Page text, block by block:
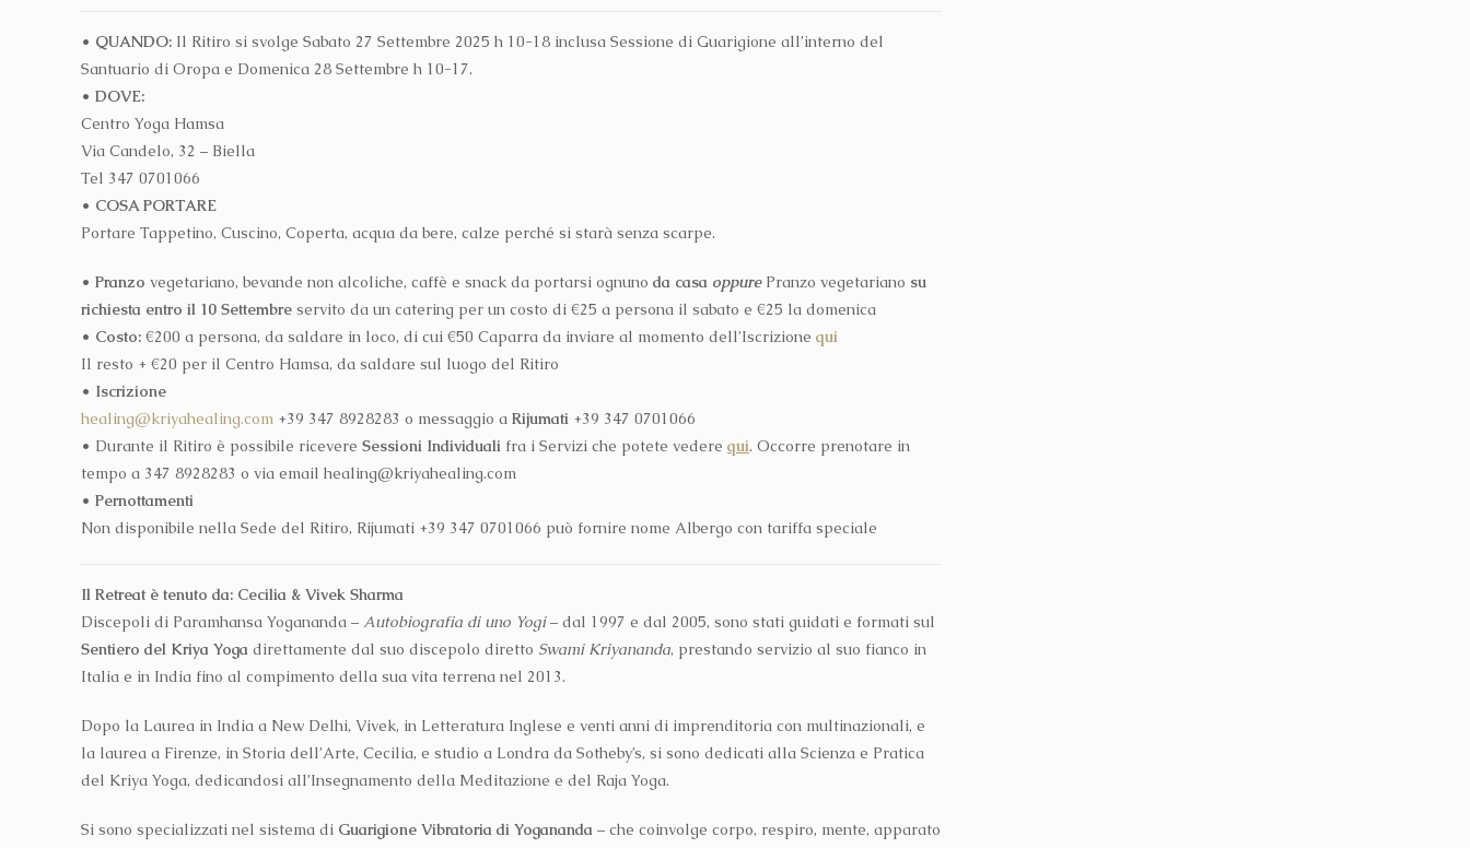
• QUANDO: Il Ritiro si svolge Sabato 27 Settembre 2025 h 10-18 inclusa Sessione di Guarigione all’interno del
Santuario di Oropa e Domenica 28 Settembre h 10-17.
• DOVE:
Centro Yoga Hamsa
Via Candelo, 32 – Biella
Tel 347 0701066
• COSA PORTARE
Portare Tappetino, Cuscino, Coperta, acqua da bere, calze perché si starà senza scarpe.
• Pranzo vegetariano, bevande non alcoliche, caffè e snack da portarsi ognuno da casa oppure Pranzo vegetariano su
richiesta entro il 10 Settembre servito da un catering per un costo di €25 a persona il sabato e €25 la domenica
• Costo: €200 a persona, da saldare in loco, di cui €50 Caparra da inviare al momento dell’Iscrizione qui
Il resto + €20 per il Centro Hamsa, da saldare sul luogo del Ritiro
• Iscrizione
healing@kriyahealing.com +39 347 8928283 o messaggio a Rijumati +39 347 0701066
• Durante il Ritiro è possibile ricevere Sessioni Individuali fra i Servizi che potete vedere qui. Occorre prenotare in
tempo a 347 8928283 o via email healing@kriyahealing.com
• Pernottamenti
Non disponibile nella Sede del Ritiro, Rijumati +39 347 0701066 può fornire nome Albergo con tariffa speciale
Il Retreat è tenuto da: Cecilia & Vivek Sharma
Discepoli di Paramhansa Yogananda – Autobiografia di uno Yogi– dal 1997 e dal 2005, sono stati guidati e formati sul
Sentiero del Kriya Yoga direttamente dal suo discepolo diretto Swami Kriyananda, prestando servizio al suo fianco in
Italia e in India fino al compimento della sua vita terrena nel 2013.
Dopo la Laurea in India a New Delhi, Vivek, in Letteratura Inglese e venti anni di imprenditoria con multinazionali, e
la laurea a Firenze, in Storia dell’Arte, Cecilia, e studio a Londra da Sotheby’s, si sono dedicati alla Scienza e Pratica
del Kriya Yoga, dedicandosi all’Insegnamento della Meditazione e del Raja Yoga.
Si sono specializzati nel sistema di Guarigione Vibratoria di Yogananda – che coinvolge corpo, respiro, mente, apparato